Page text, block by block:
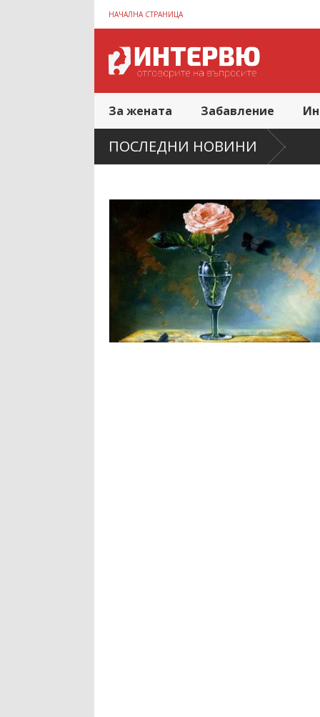
НАЧАЛНА СТРАНИЦА
За жената Забавление
ПОСЛЕДНИ НОВИНИ